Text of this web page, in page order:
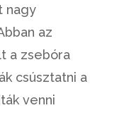
nagy
az
a zsebóra
csúsztatni a
venni